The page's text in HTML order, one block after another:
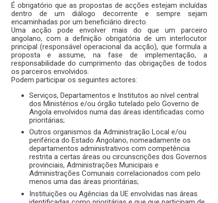
É obrigatório que as propostas de acções estejam incluídas
dentro de um diálogo decorrente e sempre sejam
encaminhadas por um beneficiário directo.
Uma acção pode envolver mais do que um parceiro
angolano, com a definição obrigatória de um interlocutor
principal (responsável operacional da acção), que formula a
proposta e assume, na fase de implementação, a
responsabilidade do cumprimento das obrigações de todos
os parceiros envolvidos.
Podem participar os seguintes actores:
Serviços, Departamentos e Institutos ao nível central
dos Ministérios e/ou órgão tutelado pelo Governo de
Angola envolvidos numa das áreas identificadas como
prioritárias;
Outros organismos da Administração Local e/ou
periférica do Estado Angolano, nomeadamente os
departamentos administrativos com competência
restrita a certas áreas ou circunscrições dos Governos
provinciais, Administrações Municipais e
Administrações Comunais correlacionados com pelo
menos uma das áreas prioritárias;
Instituições ou Agências da UE envolvidas nas áreas